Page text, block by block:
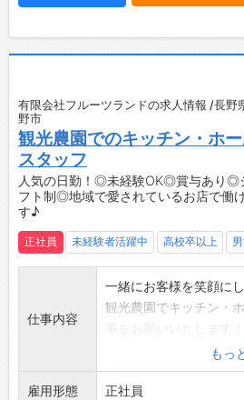
有限会社フルーツランドの求人情報 /長野
野市
観光農園でのキッチン・ホ
スタッフ
人気の日勤！◎未経験OK◎賞与あり◎
フト制◎地域で愛されているお店で働
す♪
正社員 未経験者活躍中 高校卒以上
仕事内容
一緒にお客様を笑顔に
観光農園でキッチン・
◆和食中心に、団体客
た料理の提供をします
【具体的な業務内容】
もっ
雇用形態 正社員